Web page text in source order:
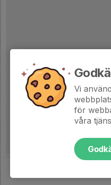
Vi
för
våra